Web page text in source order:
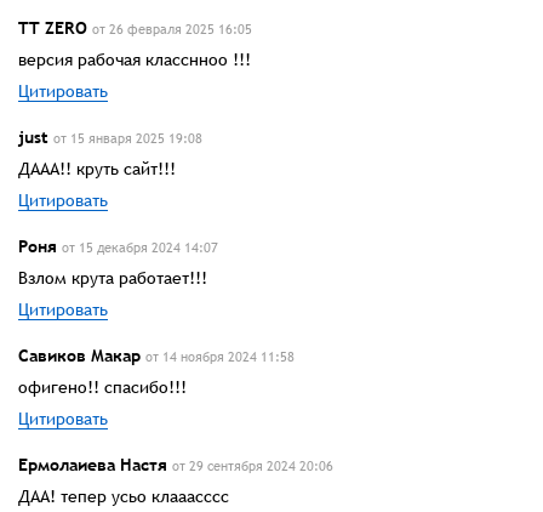
TT ZERO от 26 февраля 2025 16:05
версия рабочая класснноо !!!
Цитировать
just от 15 января 2025 19:08
ДААА!! круть сайт!!!
Цитировать
Роня от 15 декабря 2024 14:07
Взлом крута работает!!!
Цитировать
Савиков Макар от 14 ноября 2024 11:58
офигено!! спасибо!!!
Цитировать
Ермолаиева Настя от 29 сентября 2024 20:06
ДАА! тепер усьо клааасссс